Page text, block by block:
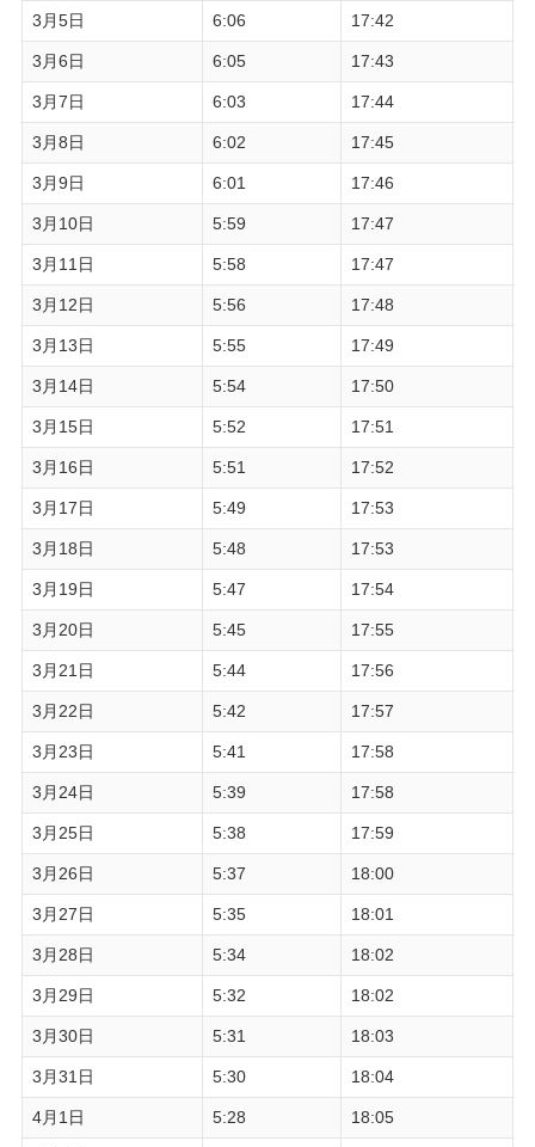
3月5日 6:06 17:42
3月6日 6:05 17:43
3月7日 6:03 17:44
3月8日 6:02 17:45
3月9日 6:01 17:46
3月10日 5:59 17:47
3月11日 5:58 17:47
3月12日 5:56 17:48
3月13日 5:55 17:49
3月14日 5:54 17:50
3月15日 5:52 17:51
3月16日 5:51 17:52
3月17日 5:49 17:53
3月18日 5:48 17:53
3月19日 5:47 17:54
3月20日 5:45 17:55
3月21日 5:44 17:56
3月22日 5:42 17:57
3月23日 5:41 17:58
3月24日 5:39 17:58
3月25日 5:38 17:59
3月26日 5:37 18:00
3月27日 5:35 18:01
3月28日 5:34 18:02
3月29日 5:32 18:02
3月30日 5:31 18:03
3月31日 5:30 18:04
4月1日 5:28 18:05